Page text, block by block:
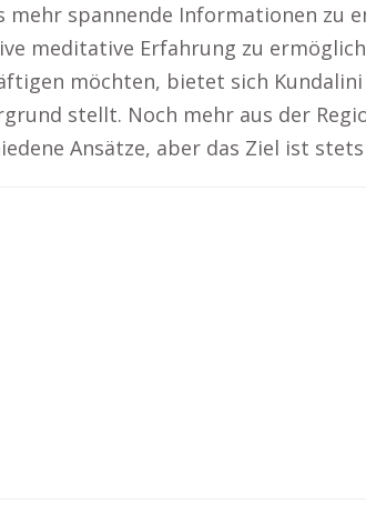
mehr spannende Informationen zu
meditative Erfahrung zu
möchten, bietet sich
stellt. Noch mehr aus der
Ansätze, aber das Ziel ist